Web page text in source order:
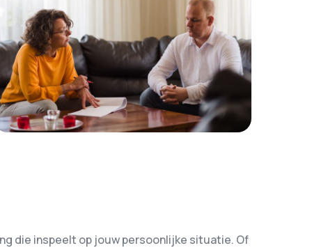
die inspeelt op jouw persoonlijke situatie. Of